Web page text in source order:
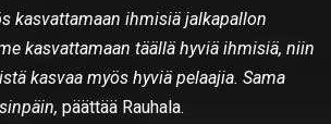
kasvattamaan ihmisiä jalkapallon
kasvattamaan täällä hyviä ihmisiä, niin
kasvaa myös hyviä pelaajia. Sama
päättää Rauhala.